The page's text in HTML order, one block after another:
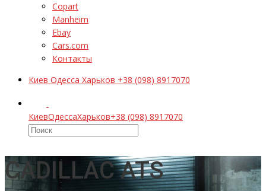
Copart
Manheim
Ebay
Cars.com
Контакты
Киев Одесса Харьков +38 (098) 8917070
КиевОдессаХарьков+38 (098) 8917070
CADILLAC ATS